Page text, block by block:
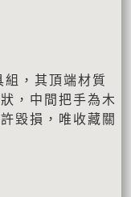
，其頂端材質
，中間把手為木
毀損，唯收藏關